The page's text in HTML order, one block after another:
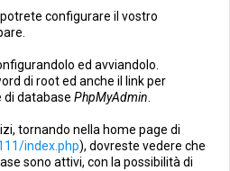
configurare il vostro
ed avviandolo.
di root ed anche il link per
di database PhpMyAdmin.
tornando nella home page di
index.php), dovreste vedere che
sono attivi, con la possibilità di